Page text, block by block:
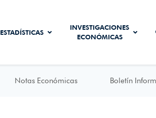
ESTADÍSTICAS
INVESTIGACIONES
ECONÓMICAS
Notas Económicas Boletín